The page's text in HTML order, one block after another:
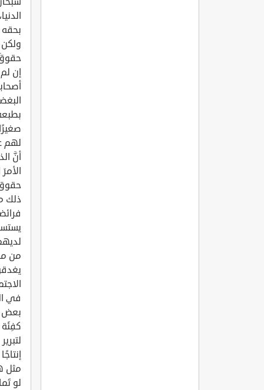
بحقه
حقوقَ
إن
لهم
أنَّ
ذلك
من
في
بعض
مثل
لو